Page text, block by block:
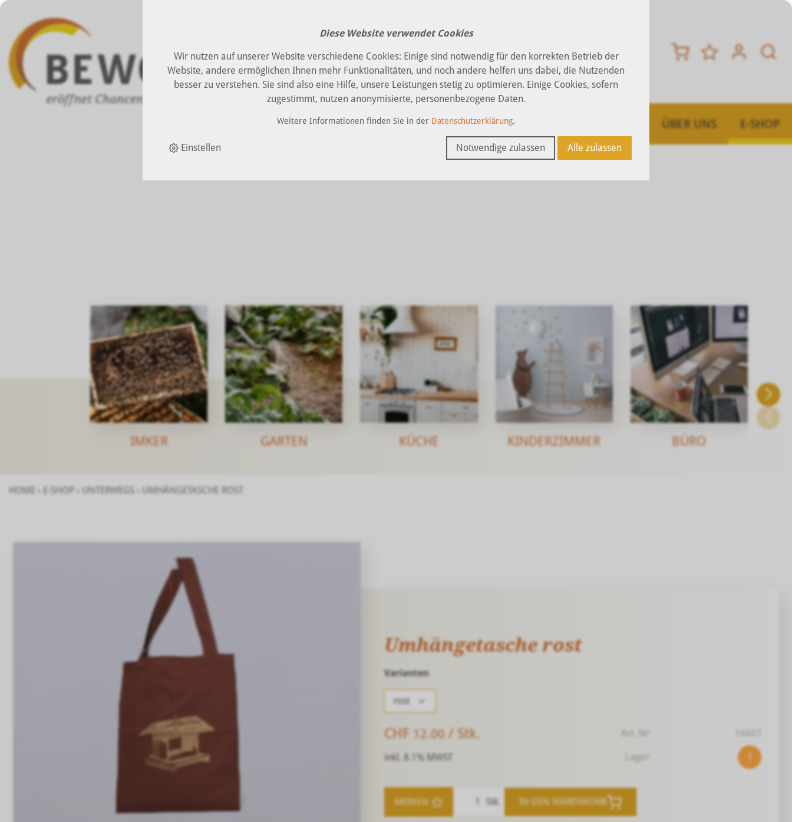
HOME AKTUELL BLOG FREIE IV-PLÄTZE KONTAKT
INTEGRATION DIENSTLEISTUNG PRODUKTION ÜBER UNS E-SHOP
IMKER GARTEN KÜCHE KINDERZIMMER BÜRO
HOME E-SHOP UNTERWEGS UMHÄNGETASCHE ROST
Umhängetasche rost
Varianten
rost
CHF 12.00 / Stk.
inkl. 8.1% MWST Lager:
MERKEN Stk. IN DEN WARENKORB
Diese Website verwendet Cookies
Wir nutzen auf unserer Website verschiedene Cookies: Einige sind notwendig für den korrekten Betrieb der
Website, andere ermöglichen Ihnen mehr Funktionalitäten, und noch andere helfen uns dabei, die Nutzenden
besser zu verstehen. Sie sind also eine Hilfe, unsere Leistungen stetig zu optimieren. Einige Cookies, sofern
zugestimmt, nutzen anonymisierte, personenbezogene Daten.
Weitere Informationen finden Sie in der Datenschutzerklärung.
Einstellen Notwendige zulassen Alle zulassen